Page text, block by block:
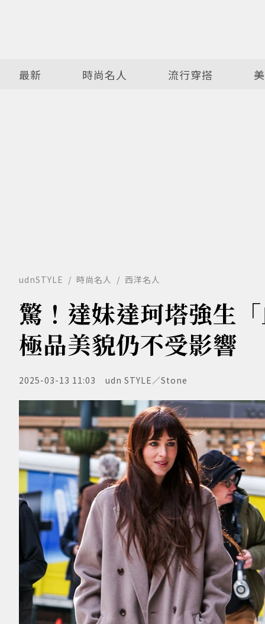
最新 時尚名人 流行穿搭
udnSTYLE 時尚名人 西洋名人
驚！達妹達珂塔強生
極品美貌仍不受影響
2025-03-13 11:03 udn STYLE／Stone